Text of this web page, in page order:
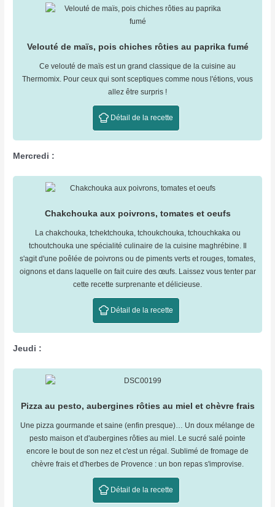
Velouté de maïs, pois chiches rôties au paprika fumé
Ce velouté de maïs est un grand classique de la cuisine au
Thermomix. Pour ceux qui sont sceptiques comme nous l'étions, vous
allez être surpris !
Détail de la recette
Mercredi :
Chakchouka aux poivrons, tomates et oeufs
La chakchouka, tchektchouka, tchoukchouka, tchouchkaka ou
tchoutchouka une spécialité culinaire de la cuisine maghrébine. Il
s'agit d'une poêlée de poivrons ou de piments verts et rouges, tomates,
oignons et dans laquelle on fait cuire des œufs. Laissez vous tenter par
cette recette surprenante et délicieuse.
Détail de la recette
Jeudi :
Pizza au pesto, aubergines rôties au miel et chèvre frais
Une pizza gourmande et saine (enfin presque)… Un doux mélange de
pesto maison et d'aubergines rôties au miel. Le sucré salé pointe
encore le bout de son nez et c'est un régal. Sublimé de fromage de
chèvre frais et d'herbes de Provence : un bon repas s'improvise.
Détail de la recette